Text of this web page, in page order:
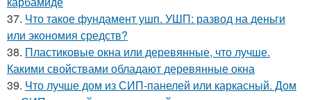
37. Что такое фундамент ушп. УШП: развод на деньги
или экономия средств?
38. Пластиковые окна или деревянные, что лучше.
Какими свойствами обладают деревянные окна
39. Что лучше дом из СИП-панелей или каркасный. Дом